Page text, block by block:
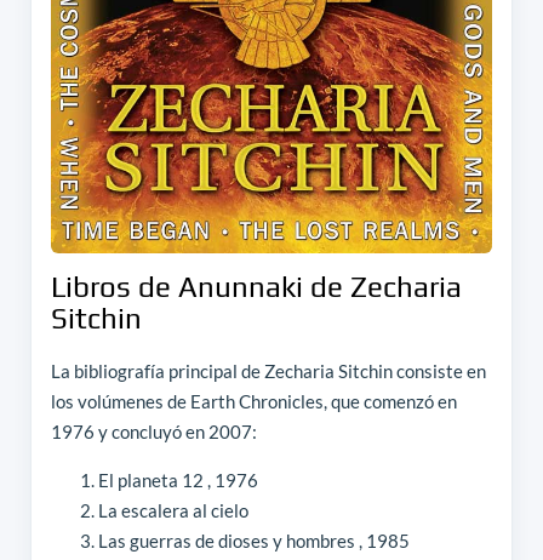
Libros de Anunnaki de Zecharia
Sitchin
La bibliografía principal de Zecharia Sitchin consiste en
los volúmenes de Earth Chronicles, que comenzó en
1976 y concluyó en 2007:
El planeta 12 , 1976
La escalera al cielo
Las guerras de dioses y hombres , 1985